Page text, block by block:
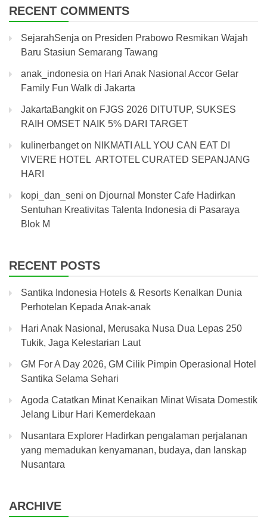
RECENT COMMENTS
SejarahSenja on Presiden Prabowo Resmikan Wajah
Baru Stasiun Semarang Tawang
anak_indonesia on Hari Anak Nasional Accor Gelar
Family Fun Walk di Jakarta
JakartaBangkiton FJGS 2026 DITUTUP, SUKSES
RAIH OMSET NAIK 5% DARI TARGET
kulinerbangeton NIKMATI ALL YOU CAN EAT DI
VIVERE HOTEL ARTOTEL CURATED SEPANJANG
HARI
kopi_dan_seni on Djournal Monster Cafe Hadirkan
Sentuhan Kreativitas Talenta Indonesia di Pasaraya
Blok M
RECENT POSTS
Santika Indonesia Hotels & Resorts Kenalkan Dunia
Perhotelan Kepada Anak-anak
Hari Anak Nasional, Merusaka Nusa Dua Lepas 250
Tukik, Jaga Kelestarian Laut
GM For A Day 2026, GM Cilik Pimpin Operasional Hotel
Santika Selama Sehari
Agoda Catatkan Minat Kenaikan Minat Wisata Domestik
Jelang Libur Hari Kemerdekaan
Nusantara Explorer Hadirkan pengalaman perjalanan
yang memadukan kenyamanan, budaya, dan lanskap
Nusantara
ARCHIVE